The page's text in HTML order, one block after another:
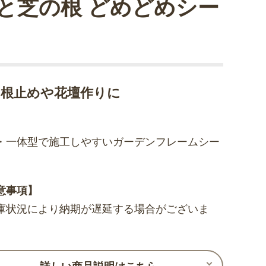
止めや花壇作りに
芝の根 どめどめシー
一体型で施工しやすいガーデンフレームシー
事項】
況により納期が遅延する場合がございま